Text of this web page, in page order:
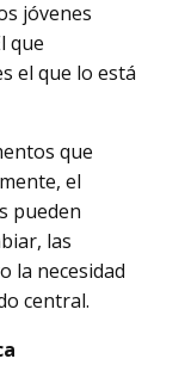
jóvenes
que
el que lo está
que
el
pueden
las
la necesidad
central.